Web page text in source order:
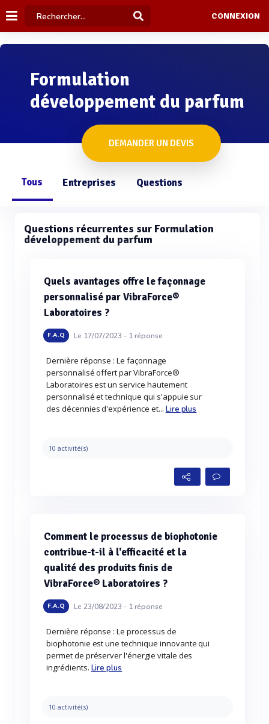
CONNEXION
Formulation
développement du parfum
DEMANDER UN DEVIS
Tous Entreprises Questions
Questions récurrentes sur Formulation
développement du parfum
Quels avantages offre le façonnage
personnalisé par VibraForce®
Laboratoires ?
F.A.Q Le 17/07/2023 - 1réponse
Dernière réponse : Le façonnage
personnalisé offert par VibraForce®
Laboratoires est un service hautement
personnalisé et technique qui s'appuie sur
des décennies d'expérience et... Lire plus
10 activité(s)
Comment le processus de biophotonie
contribue-t-il à l'efficacité et la
qualité des produits finis de
VibraForce® Laboratoires ?
F.A.Q Le 23/08/2023 - 1réponse
Dernière réponse : Le processus de
biophotonie est une technique innovante qui
permet de préserver l'énergie vitale des
ingrédients. Lire plus
10 activité(s)